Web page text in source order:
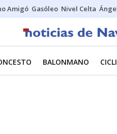
Amigó Gasóleo Nivel Celta
BALONMANO